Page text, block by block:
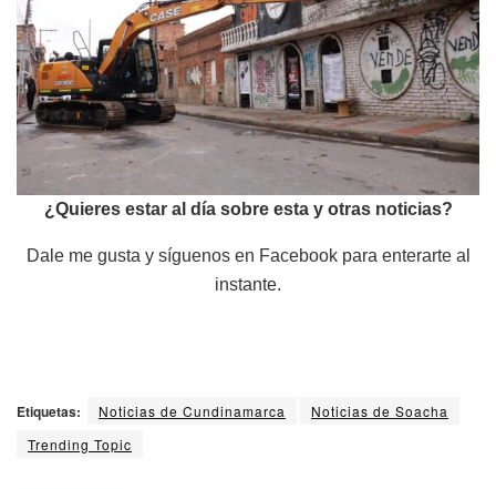
¿Quieres estar al día sobre esta y otras noticias?
Dale me gusta y síguenos en Facebook para enterarte al
instante.
Etiquetas: Noticias de Cundinamarca
Noticias de Soacha
Trending Topic